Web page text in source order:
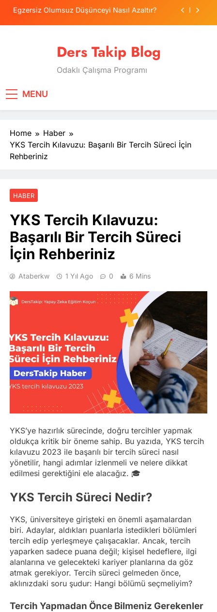
SkipEgzersiz Olumsuz Düşünceyi Nasıl Azaltır?
Tercih Stresinde Veliler Çocuğa Nasıl Destek
Tekrarlama Zorlantısı: Neden Geçmişi
Egzersiz Olumsuz Düşünceyi Nasıl Azaltır?
Psikolojide Sistematik Duyarsızlaştırma
Tercih Stresinde Veliler Çocuğa Nasıl Destek
Olur?
Ders Takip Blog
Odaklı Çalışma Programı
MENU
Home
Haber
YKS Tercih Kılavuzu: Başarılı Bir Tercih Süreci İçin
Rehberiniz
HABER
YKS Tercih Kılavuzu:
Başarılı Bir Tercih Süreci
İçin Rehberiniz
Ataberkw 1 Yıl Ago 0 6 Mins
YKS’ye hazırlık sürecinde, doğru tercihler yapmak
oldukça kritik bir öneme sahip. Bu yazıda, YKS tercih
kılavuzu 2023 ile başarılı bir tercih süreci nasıl
yönetilir, hangi adımlar izlenmeli ve nelere dikkat
edilmesi gerektiğini ele alacağız. 🎓
YKS Tercih Süreci Nedir?
YKS, üniversiteye girişteki en önemli aşamalardan
biri. Adaylar, aldıkları puanlarla istedikleri bölümleri
tercih edip yerleşmeye çalışacaklar. Ancak, tercih
yaparken sadece puana değil; kişisel hedeflere, ilgi
alanlarına ve gelecekteki kariyer planlarına da göz
atmak gerekiyor. Tercih süreci gelmeden önce,
aklınızdaki soru şudur: Hangi bölümü seçmeliyim?
Tercih Yapmadan Önce Bilmeniz Gerekenler